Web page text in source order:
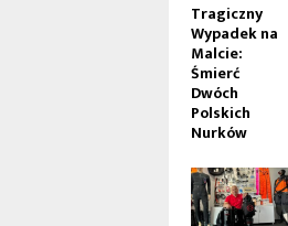
Tragiczny
Wypadek na
Malcie:
Śmierć
Dwóch
Polskich
Nurków